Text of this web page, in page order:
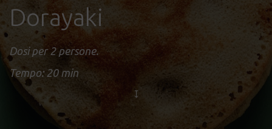
Dorayaki
Dosi per 2 persone.
Tempo: 20 min